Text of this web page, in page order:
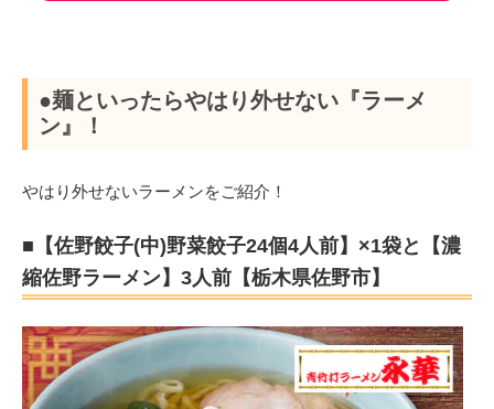
●麺といったらやはり外せない『ラーメ
ン』！
やはり外せないラーメンをご紹介！
■【佐野餃子(中)野菜餃子24個4人前】×1袋と【濃
縮佐野ラーメン】3人前【栃木県佐野市】